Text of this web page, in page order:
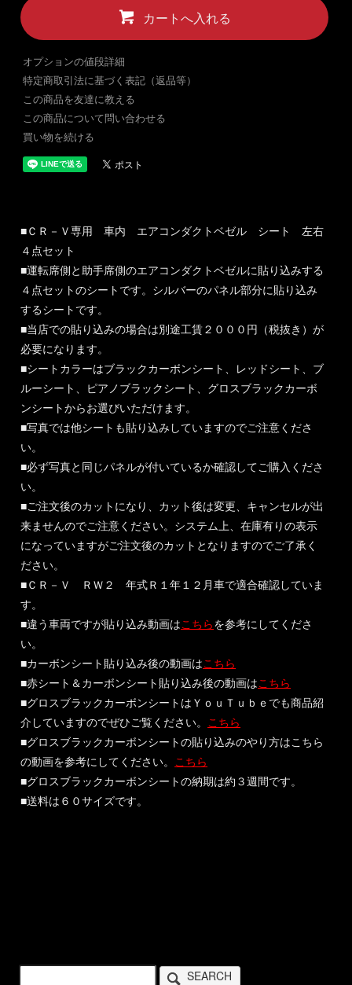
カートへ入れる
オプションの値段詳細
特定商取引法に基づく表記（返品等）
この商品を友達に教える
この商品について問い合わせる
買い物を続ける
■ＣＲ－Ｖ専用 車内 エアコンダクトベゼル シート 左右
４点セット
■運転席側と助手席側のエアコンダクトベゼルに貼り込みする
４点セットのシートです。シルバーのパネル部分に貼り込み
するシートです。
■当店での貼り込みの場合は別途工賃２０００円（税抜き）が
必要になります。
■シートカラーはブラックカーボンシート、レッドシート、ブ
ルーシート、ピアノブラックシート、グロスブラックカーボ
ンシートからお選びいただけます。
■写真では他シートも貼り込みしていますのでご注意くださ
い。
■必ず写真と同じパネルが付いているか確認してご購入くださ
い。
■ご注文後のカットになり、カット後は変更、キャンセルが出
来ませんのでご注意ください。システム上、在庫有りの表示
になっていますがご注文後のカットとなりますのでご了承く
ださい。
■ＣＲ－Ｖ ＲＷ２ 年式Ｒ１年１２月車で適合確認していま
す。
■違う車両ですが貼り込み動画はこちらを参考にしてくださ
い。
■カーボンシート貼り込み後の動画はこちら
■赤シート＆カーボンシート貼り込み後の動画はこちら
■グロスブラックカーボンシートはＹｏｕＴｕｂｅでも商品紹
介していますのでぜひご覧ください。 こちら
■グロスブラックカーボンシートの貼り込みのやり方はこちら
の動画を参考にしてください。 こちら
■グロスブラックカーボンシートの納期は約３週間です。
■送料は６０サイズです。
SEARCH